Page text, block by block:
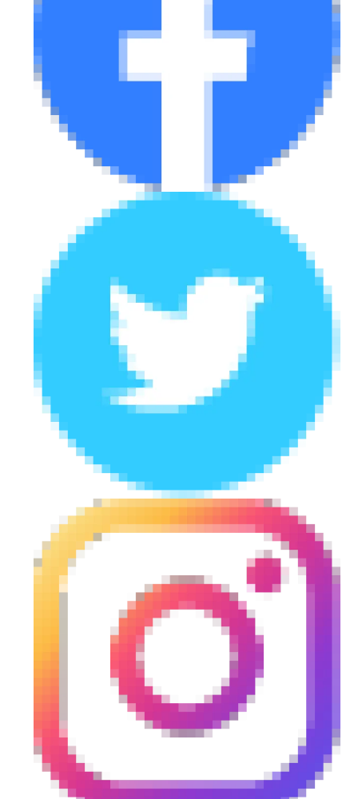
Οδική βοήθεια
eDRIVE
DRIVE USED